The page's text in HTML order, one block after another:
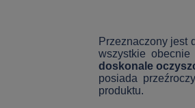
Przeznaczony jest
wszystkie
doskonale
posiada
produktu.